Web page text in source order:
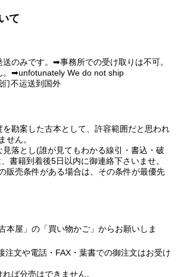
て
のみです。➡事務所での受け取りは不可。
。➡unfotunately We do not ship
不运送到国外
勘案した古本として、許容範囲だと思われ
せん。
落とし(誰が見てもわかる線引・書込・破
書籍到着後5日以内に御連絡下さいませ。
販売条件がある場合は、その条件が最優先
本屋」の「買い物かご」からお願いしま
文や電話・FAX・葉書での御注文はお受け
ば分売はできません。